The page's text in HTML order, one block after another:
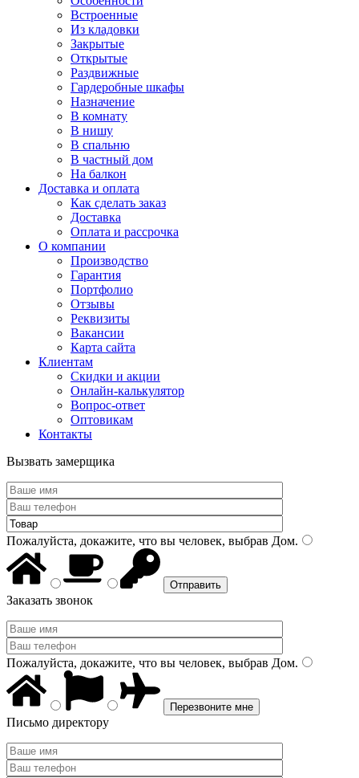
Встроенные
Из кладовки
Закрытые
Открытые
Раздвижные
Гардеробные шкафы
Назначение
В комнату
В нишу
В спальню
В частный дом
На балкон
Доставка и оплата
Как сделать заказ
Доставка
Оплата и рассрочка
О компании
Производство
Гарантия
Портфолио
Отзывы
Реквизиты
Вакансии
Карта сайта
Клиентам
Скидки и акции
Онлайн-калькулятор
Вопрос-ответ
Оптовикам
Контакты
Вызвать замерщика
Пожалуйста, докажите, что вы человек, выбрав Дом.
Заказать звонок
Пожалуйста, докажите, что вы человек, выбрав Дом.
Письмо директору